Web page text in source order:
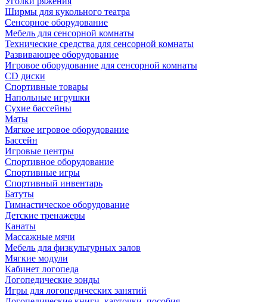
Ширмы для кукольного театра
Сенсорное оборудование
Мебель для сенсорной комнаты
Технические средства для сенсорной комнаты
Развивающее оборудование
Игровое оборудование для сенсорной комнаты
CD диски
Спортивные товары
Напольные игрушки
Сухие бассейны
Маты
Мягкое игровое оборудование
Бассейн
Игровые центры
Спортивное оборудование
Спортивные игры
Спортивный инвентарь
Батуты
Гимнастическое оборудование
Детские тренажеры
Канаты
Массажные мячи
Мебель для физкультурных залов
Мягкие модули
Кабинет логопеда
Логопедические зонды
Игры для логопедических занятий